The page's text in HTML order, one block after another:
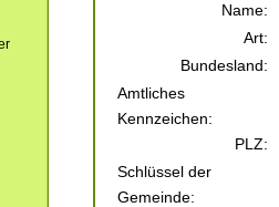
Name:
Art:
Bundesland:
Amtliches
Kennzeichen:
PLZ:
Schlüssel der
Gemeinde: